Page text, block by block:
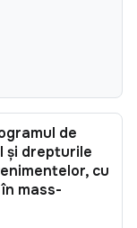
de
și drepturile
cu
mass-